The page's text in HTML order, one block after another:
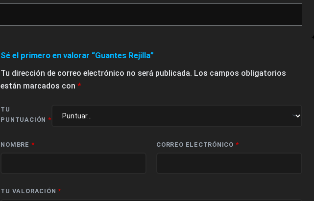
Sé el primero en valorar “Guantes Rejilla”
Tu dirección de correo electrónico no será publicada. Los campos obligatorios
están marcados con*
TU
PUNTUACIÓN *
NOMBRE * CORREO ELECTRÓNICO *
TU VALORACIÓN*